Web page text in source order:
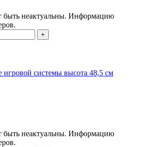
быть неактуальны. Информацию
+
игровой системы высота 48,5 см
быть неактуальны. Информацию